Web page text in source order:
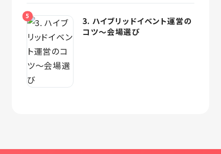
3. ハイブリッドイベント運営の
コツ～会場選び